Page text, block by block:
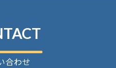
合わせ